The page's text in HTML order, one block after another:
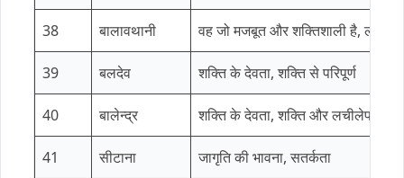
38 बालावथानी वह जो मजबूत और शक्तिशाली है,
39 बलदेव शक्ति के देवता, शक्ति से परिपूर्ण
40 बालेन्द्र शक्ति के देवता, शक्ति और लचीलेपन के
41 सीटाना जागृति की भावना, सतर्कता